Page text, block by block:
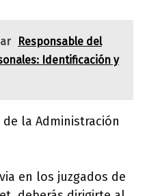
Responsable del
Identificación y
de la Administración
en los juzgados de